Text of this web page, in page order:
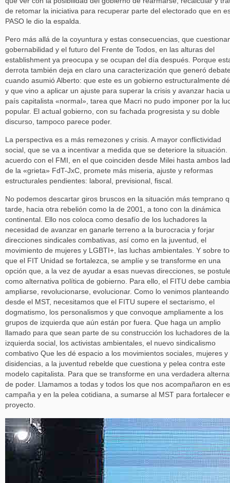
de retomar la iniciativa para recuperar parte del electorado que en
PASO le dio la espalda.
Pero más allá de la coyuntura y estas consecuencias, que
gobernabilidad y el futuro del Frente de Todos, en las alturas del
establishment ya preocupa y se ocupan del día después. Porque
derrota también deja en claro una caracterización que generó
cuando asumió Alberto: que este es un gobierno estructuralmente
y que vino a aplicar un ajuste para superar la crisis y avanzar hacia
país capitalista «normal», tarea que Macri no pudo imponer por la
popular. El actual gobierno, con su fachada progresista y su doble
discurso, tampoco parece poder.
La perspectiva es a más remezones y crisis. A mayor conflictividad
social, que se va a incentivar a medida que se deteriore la situación.
acuerdo con el FMI, en el que coinciden desde Milei hasta ambos
de la «grieta» FdT-JxC, promete más miseria, ajuste y reformas
estructurales pendientes: laboral, previsional, fiscal.
No podemos descartar giros bruscos en la situación más temprano
tarde, hacia otra rebelión como la de 2001, a tono con la dinámica
continental. Ello nos coloca como desafío de los luchadores la
necesidad de avanzar en ganarle terreno a la burocracia y forjar
direcciones sindicales combativas, así como en la juventud, el
movimiento de mujeres y LGBTI+, las luchas ambientales. Y sobre
que el FIT Unidad se fortalezca, se amplíe y se transforme en una
opción que, a la vez de ayudar a esas nuevas direcciones, se
como alternativa política de gobierno. Para ello, el FITU debe
ampliarse, revolucionarse, evolucionar. Como lo venimos planteando
desde el MST, necesitamos que el FITU supere el sectarismo, el
dogmatismo, los personalismos y que convoque ampliamente a los
grupos de izquierda que aún están por fuera. Que haga un amplio
llamado para que sean parte de su construcción los luchadores de la
izquierda social, los activistas ambientales, el nuevo sindicalismo
combativo Que les dé espacio a los movimientos sociales, mujeres y
disidencias, a la juventud rebelde que cuestiona y pelea contra este
modelo capitalista. Para que se transforme en una verdadera
de poder. Llamamos a todas y todos los que nos acompañaron en
campaña y en la pelea cotidiana, a sumarse al MST para fortalecer
proyecto.